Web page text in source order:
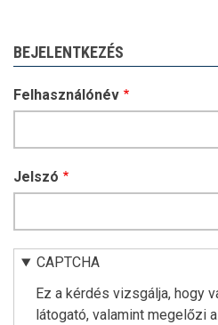
BEJELENTKEZÉS
Felhasználónév
Jelszó
CAPTCHA
Ez a kérdés vizsgálja, hogy
látogató, valamint megelőzi